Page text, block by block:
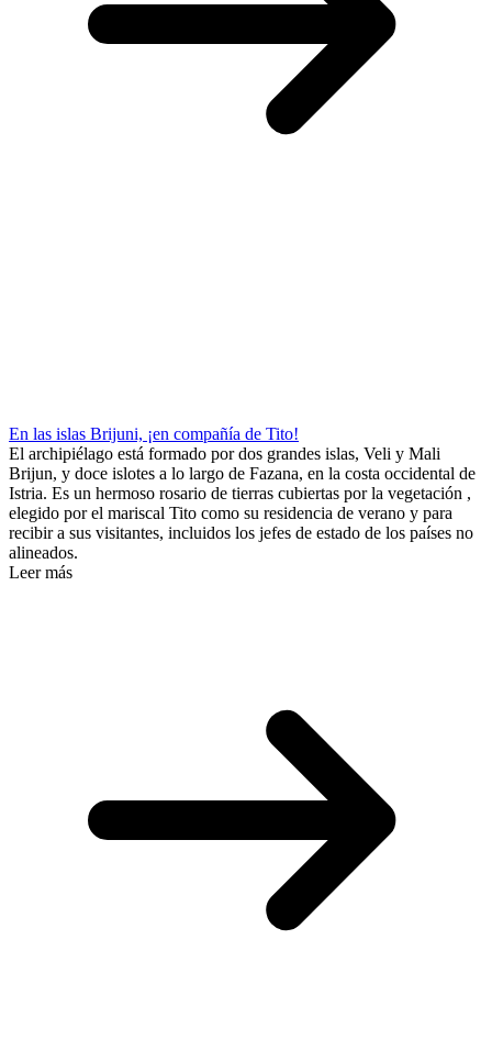
En las islas Brijuni, ¡en compañía de Tito!
El archipiélago está formado por dos grandes islas, Veli y Mali
Brijun, y doce islotes a lo largo de Fazana, en la costa occidental de
Istria. Es un hermoso rosario de tierras cubiertas por la vegetación ,
elegido por el mariscal Tito como su residencia de verano y para
recibir a sus visitantes, incluidos los jefes de estado de los países no
alineados.
Leer más